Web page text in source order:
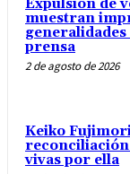
Expulsión de
muestran
prensa
2 de agosto de 2026
Keiko
reconciliación
vivas por ella